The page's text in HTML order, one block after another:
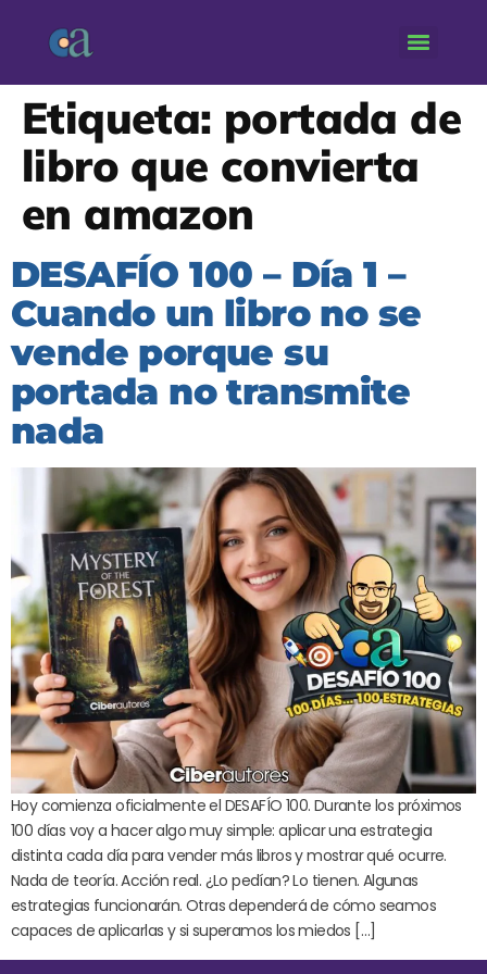
Etiqueta: portada de
libro que convierta
en amazon
DESAFÍO 100 – Día 1 –
Cuando un libro no se
vende porque su
portada no transmite
nada
Hoy comienza oficialmente el DESAFÍO 100. Durante los próximos
100 días voy a hacer algo muy simple: aplicar una estrategia
distinta cada día para vender más libros y mostrar qué ocurre.
Nada de teoría. Acción real. ¿Lo pedían? Lo tienen. Algunas
estrategias funcionarán. Otras dependerá de cómo seamos
capaces de aplicarlas y si superamos los miedos […]